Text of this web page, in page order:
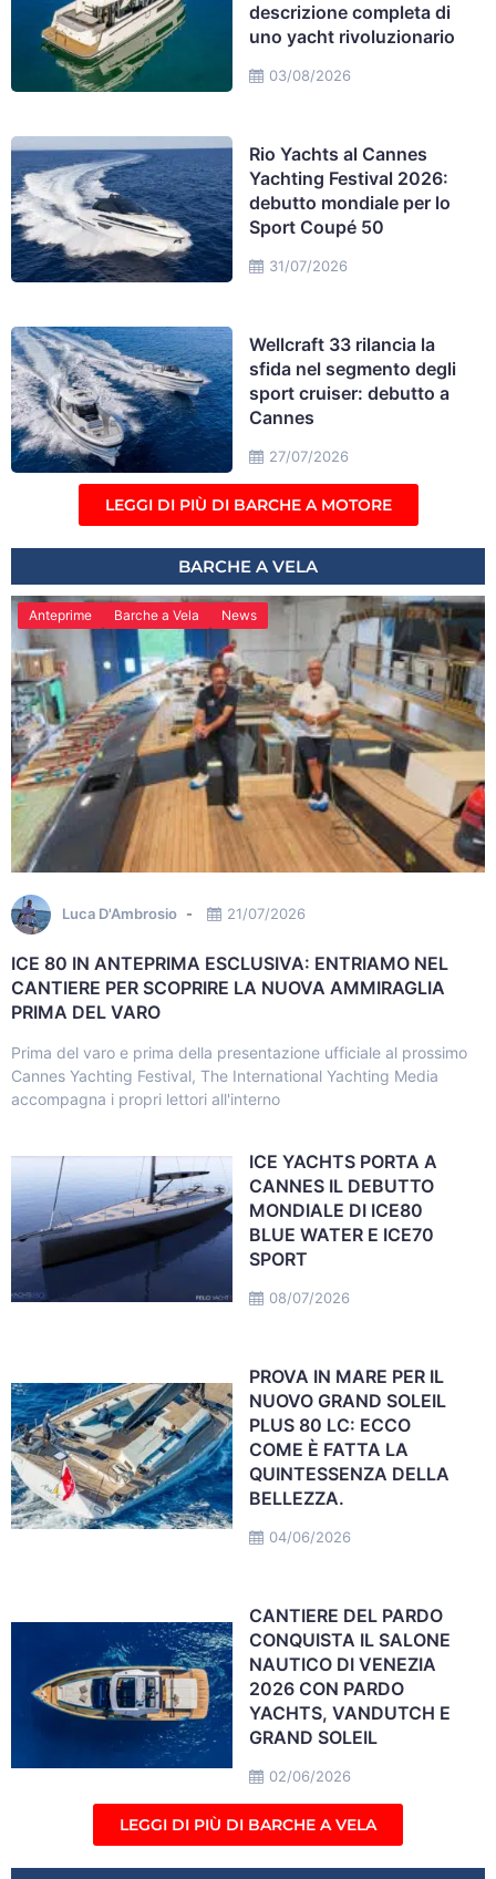
03/08/2026
descrizione completa di
uno yacht rivoluzionario
31/07/2026
Rio Yachts al Cannes
Yachting Festival 2026:
debutto mondiale per lo
Sport Coupé 50
27/07/2026
Wellcraft 33 rilancia la
sfida nel segmento degli
sport cruiser: debutto a
Cannes
LEGGI DI PIÙ DI BARCHE A MOTORE
BARCHE A VELA
Anteprime Barche a Vela News
Luca D'Ambrosio 21/07/2026
ICE 80 IN ANTEPRIMA ESCLUSIVA: ENTRIAMO NEL
CANTIERE PER SCOPRIRE LA NUOVA AMMIRAGLIA
PRIMA DEL VARO
Prima del varo e prima della presentazione ufficiale al prossimo
Cannes Yachting Festival, The International Yachting Media
accompagna i propri lettori all'interno
08/07/2026
ICE YACHTS PORTA A
CANNES IL DEBUTTO
MONDIALE DI ICE80
BLUE WATER E ICE70
SPORT
04/06/2026
PROVA IN MARE PER IL
NUOVO GRAND SOLEIL
PLUS 80 LC: ECCO
COME È FATTA LA
QUINTESSENZA DELLA
BELLEZZA.
02/06/2026
CANTIERE DEL PARDO
CONQUISTA IL SALONE
NAUTICO DI VENEZIA
2026 CON PARDO
YACHTS, VANDUTCH E
GRAND SOLEIL
LEGGI DI PIÙ DI BARCHE A VELA